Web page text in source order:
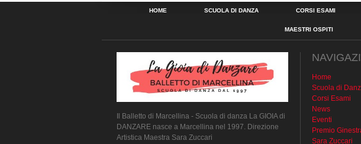
HOME SCUOLA DI DANZA CORSI ESAMI
MAESTRI OSPITI
Il Balletto di Marcellina - Scuola di danza La GIOIA di
DANZARE nasce a Marcellina nel 1997. Direzione
Artistica Maestra Sara Zuccari
Home
Scuola di
Corsi Esami
News
Eventi
Premio
Sara Zuccari